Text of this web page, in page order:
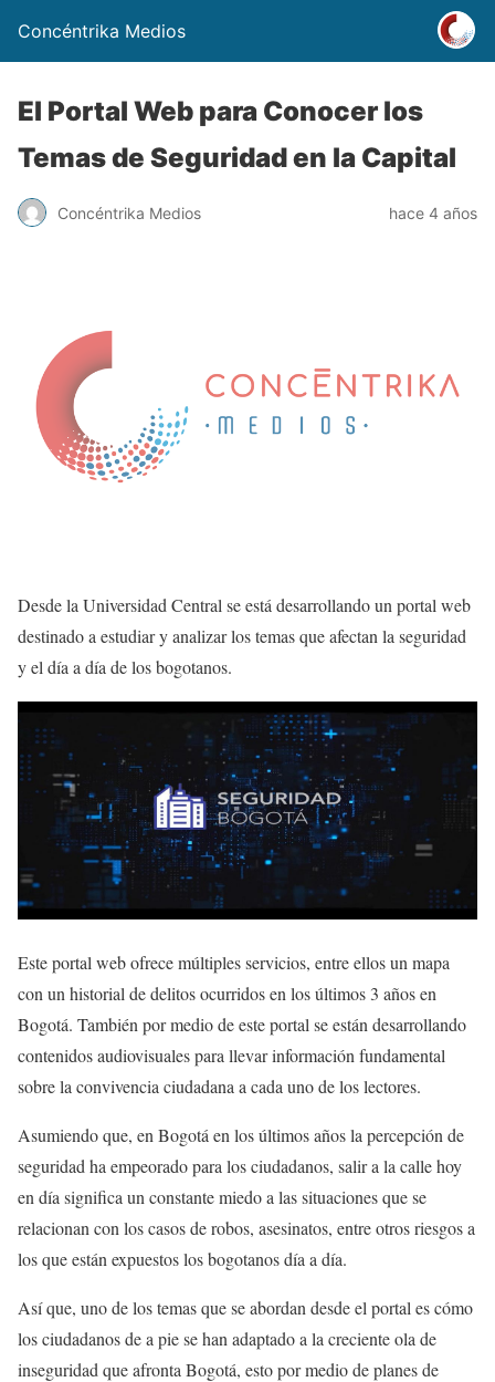
Concéntrika Medios
El Portal Web para Conocer los
Temas de Seguridad en la Capital
Concéntrika Medios hace 4 años
Desde la Universidad Central se está desarrollando un portal web
destinado a estudiar y analizar los temas que afectan la seguridad
y el día a día de los bogotanos.
Este portal web ofrece múltiples servicios, entre ellos un mapa
con un historial de delitos ocurridos en los últimos 3 años en
Bogotá. También por medio de este portal se están desarrollando
contenidos audiovisuales para llevar información fundamental
sobre la convivencia ciudadana a cada uno de los lectores.
Asumiendo que, en Bogotá en los últimos años la percepción de
seguridad ha empeorado para los ciudadanos, salir a la calle hoy
en día significa un constante miedo a las situaciones que se
relacionan con los casos de robos, asesinatos, entre otros riesgos a
los que están expuestos los bogotanos día a día.
Así que, uno de los temas que se abordan desde el portal es cómo
los ciudadanos de a pie se han adaptado a la creciente ola de
inseguridad que afronta Bogotá, esto por medio de planes de